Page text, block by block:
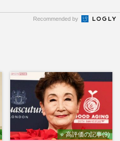
Recommended by
⭐ 高評価の記事(9)